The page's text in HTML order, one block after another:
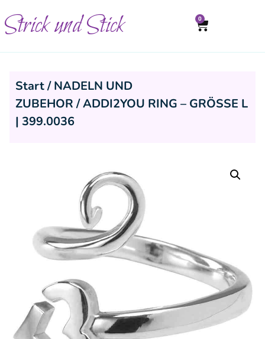
Strick und Stick 0
Start/NADELN UND
ZUBEHOR/ ADDI2YOU RING – GRÖSSE L
| 399.0036